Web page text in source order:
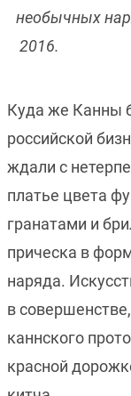
необычных
2016.
Куда же Канны
российской
ждали с
платье цвета
гранатами и
прическа в
наряда.
в
каннского
красной